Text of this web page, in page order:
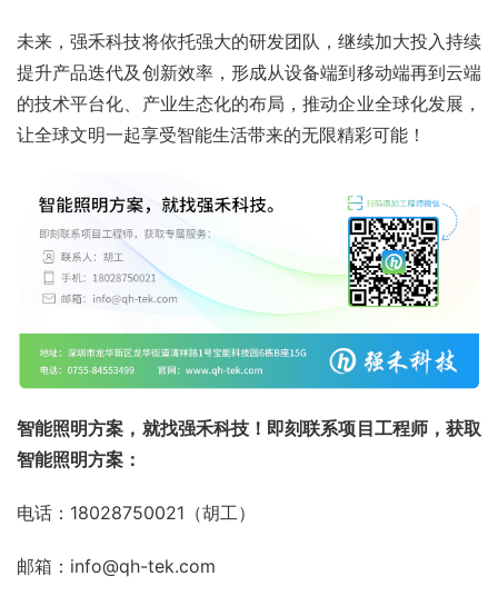
未来，强禾科技将依托强大的研发团队，继续加大投入持续
提升产品迭代及创新效率，形成从设备端到移动端再到云端
的技术平台化、产业生态化的布局，推动企业全球化发展，
让全球文明一起享受智能生活带来的无限精彩可能！
智能照明方案，就找强禾科技！即刻联系项目工程师，获取
智能照明方案：
电话：18028750021（胡工）
邮箱：info@qh-tek.com